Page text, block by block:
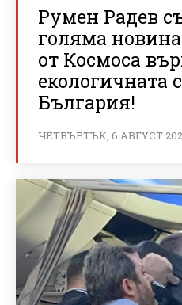
Румен Радев
голяма
от Космоса
екологичната
България!
ЧЕТВЪРТЪК, 6 АВГУСТ